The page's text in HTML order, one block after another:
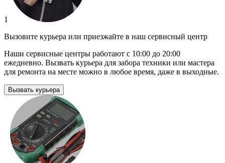
1
Вызовите курьера или приезжайте в наш сервисный центр
Наши сервисные центры работают с 10:00 до 20:00
ежедневно. Вызвать курьера для забора техники или мастера
для ремонта на месте можно в любое время, даже в выходные.
Вызвать курьера